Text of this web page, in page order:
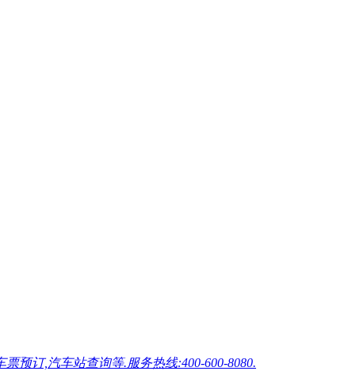
预订,汽车站查询等.服务热线:400-600-8080.